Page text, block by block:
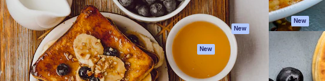
Conteúdo de stock
MCP para
Claude/ChatGPT
New
New
API
App móvel
privacidade
Originais New
Política de
Central de
confiabilidade
Afiliados